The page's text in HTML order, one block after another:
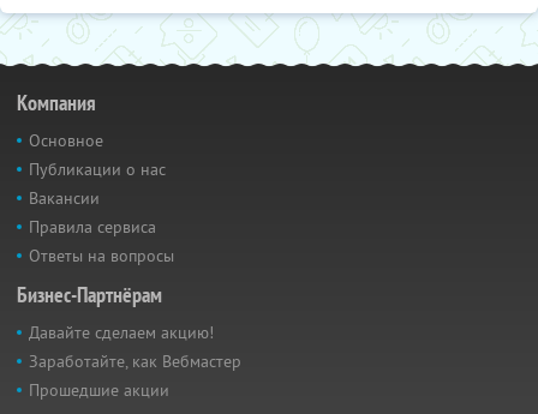
Компания
Основное
Публикации о нас
Вакансии
Правила сервиса
Ответы на вопросы
Бизнес-Партнёрам
Давайте сделаем акцию!
Заработайте, как Вебмастер
Прошедшие акции